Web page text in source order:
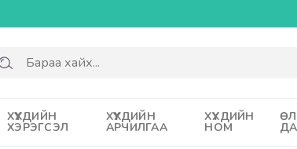
ХҮҮХДИЙН
ХЭРЭГСЭЛ
ХҮҮХДИЙН
АРЧИЛГАА
ХҮҮХДИЙН
НОМ